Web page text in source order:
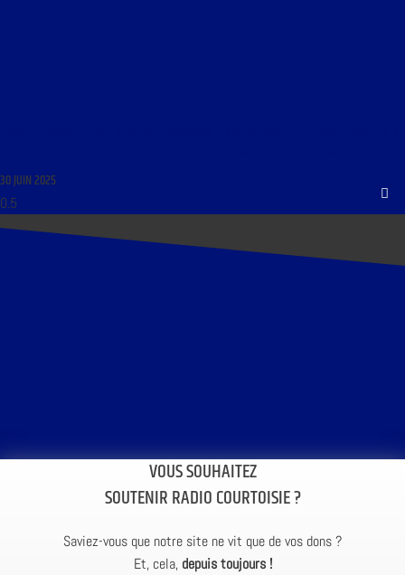
30 JUIN 2025
VOUS SOUHAITEZ
SOUTENIR RADIO COURTOISIE ?
Saviez-vous que notre site ne vit que de vos dons ?
Et, cela, depuis toujours !